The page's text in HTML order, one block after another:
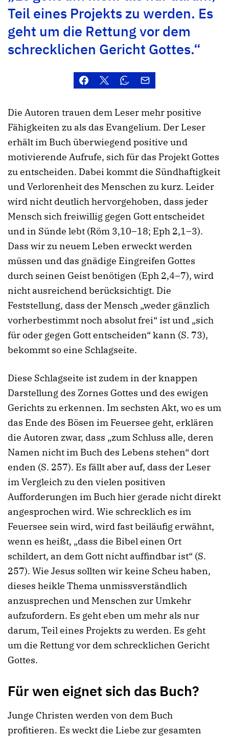
Teil eines Projekts zu werden. Es
geht um die Rettung vor dem
schrecklichen Gericht Gottes.“
Die Autoren trauen dem Leser mehr positive
Fähigkeiten zu als das Evangelium. Der Leser
erhält im Buch überwiegend positive und
motivierende Aufrufe, sich für das Projekt Gottes
zu entscheiden. Dabei kommt die Sündhaftigkeit
und Verlorenheit des Menschen zu kurz. Leider
wird nicht deutlich hervorgehoben, dass jeder
Mensch sich freiwillig gegen Gott entscheidet
und in Sünde lebt (Röm 3,10–18; Eph 2,1–3).
Dass wir zu neuem Leben erweckt werden
müssen und das gnädige Eingreifen Gottes
durch seinen Geist benötigen (Eph 2,4–7), wird
nicht ausreichend berücksichtigt. Die
Feststellung, dass der Mensch „weder gänzlich
vorherbestimmt noch absolut frei“ ist und „sich
für oder gegen Gott entscheiden“ kann (S. 73),
bekommt so eine Schlagseite.
Diese Schlagseite ist zudem in der knappen
Darstellung des Zornes Gottes und des ewigen
Gerichts zu erkennen. Im sechsten Akt, wo es um
das Ende des Bösen im Feuersee geht, erklären
die Autoren zwar, dass „zum Schluss alle, deren
Namen nicht im Buch des Lebens stehen“ dort
enden (S. 257). Es fällt aber auf, dass der Leser
im Vergleich zu den vielen positiven
Aufforderungen im Buch hier gerade nicht direkt
angesprochen wird. Wie schrecklich es im
Feuersee sein wird, wird fast beiläufig erwähnt,
wenn es heißt, „dass die Bibel einen Ort
schildert, an dem Gott nicht auffindbar ist“ (S.
257). Wie Jesus sollten wir keine Scheu haben,
dieses heikle Thema unmissverständlich
anzusprechen und Menschen zur Umkehr
aufzufordern. Es geht eben um mehr als nur
darum, Teil eines Projekts zu werden. Es geht
um die Rettung vor dem schrecklichen Gericht
Gottes.
Für wen eignet sich das Buch?
Junge Christen werden von dem Buch
profitieren. Es weckt die Liebe zur gesamten